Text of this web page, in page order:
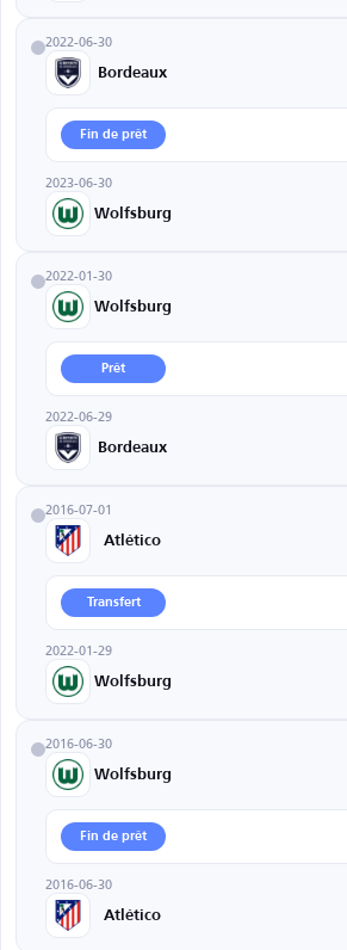
2022-06-30
Bordeaux
Fin de prêt
2023-06-30
Wolfsburg
2022-01-30
Wolfsburg
Prêt
2022-06-29
Bordeaux
2016-07-01
Atlético
Transfert
2022-01-29
Wolfsburg
2016-06-30
Wolfsburg
Fin de prêt
2016-06-30
Atlético